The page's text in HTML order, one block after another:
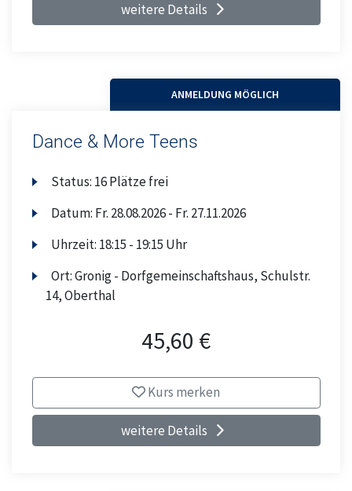
weitere Details
ANMELDUNG MÖGLICH
Dance & More Teens
Status: 16 Plätze frei
Datum: Fr. 28.08.2026 - Fr. 27.11.2026
Uhrzeit: 18:15 - 19:15 Uhr
Ort:Gronig - Dorfgemeinschaftshaus, Schulstr.
14, Oberthal
45,60 €
Kurs merken
weitere Details